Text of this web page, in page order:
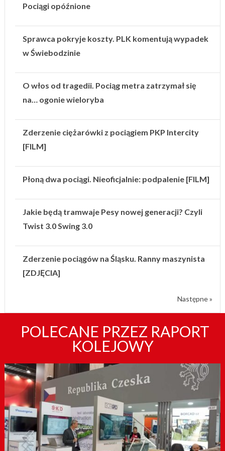
Pociągi opóźnione
Sprawca pokryje koszty. PLK komentują wypadek
w Świebodzinie
O włos od tragedii. Pociąg metra zatrzymał się
na… ogonie wieloryba
Zderzenie ciężarówki z pociągiem PKP Intercity
[FILM]
Płoną dwa pociągi. Nieoficjalnie: podpalenie [FILM]
Jakie będą tramwaje Pesy nowej generacji? Czyli
Twist 3.0 Swing 3.0
Zderzenie pociągów na Śląsku. Ranny maszynista
[ZDJĘCIA]
Następne »
POLECANE PRZEZ RAPORT
KOLEJOWY